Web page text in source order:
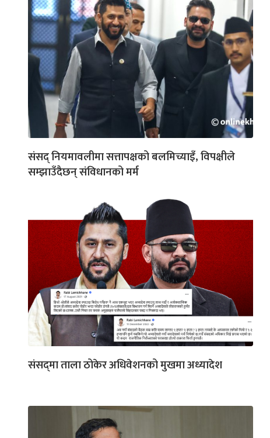
संसद् नियमावलीमा सत्तापक्षको बलमिच्याइँ, विपक्षीले
सम्झाउँदैछन् संविधानको मर्म
संसद्‌मा ताला ठोकेर अधिवेशनको मुखमा अध्यादेश